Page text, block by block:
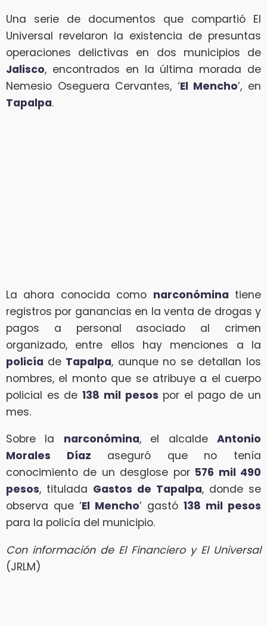
Una serie de documentos que compartió El
Universal revelaron la existencia de presuntas
operaciones delictivas en dos municipios de
Jalisco, encontrados en la última morada de
Nemesio Oseguera Cervantes, ‘El Mencho’, en
Tapalpa.
La ahora conocida como narconómina tiene
registros por ganancias en la venta de drogas y
pagos a personal asociado al crimen
organizado, entre ellos hay menciones a la
policía deTapalpa, aunque no se detallan los
nombres, el monto que se atribuye a el cuerpo
policial es de138 mil pesos por el pago de un
mes.
Sobre la narconómina, el alcaldeAntonio
Morales Díaz aseguró que no tenía
conocimiento de un desglose por 576 mil 490
pesos, titulada Gastos de Tapalpa, donde se
observa que ‘El Mencho’ gastó 138 mil pesos
para la policía del municipio.
Con información de El Financiero y El Universal
(JRLM)